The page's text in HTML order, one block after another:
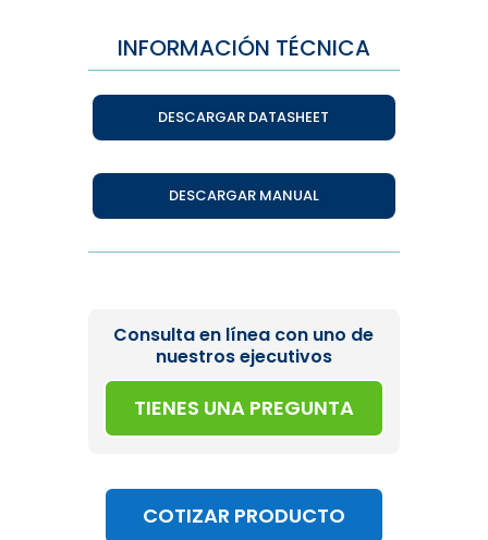
INFORMACIÓN TÉCNICA
DESCARGAR DATASHEET
DESCARGAR MANUAL
Consulta en línea con uno de
nuestros ejecutivos
TIENES UNA PREGUNTA
COTIZAR PRODUCTO